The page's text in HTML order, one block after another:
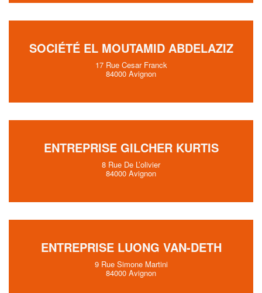
SOCIÉTÉ EL MOUTAMID ABDELAZIZ
17 Rue Cesar Franck
84000 Avignon
ENTREPRISE GILCHER KURTIS
8 Rue De L’olivier
84000 Avignon
ENTREPRISE LUONG VAN-DETH
9 Rue Simone Martini
84000 Avignon